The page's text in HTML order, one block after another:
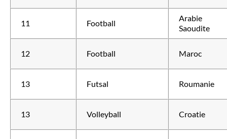
11 Football
Arabie
Saoudite
12 Football Maroc
13 Futsal Roumanie
13 Volleyball Croatie